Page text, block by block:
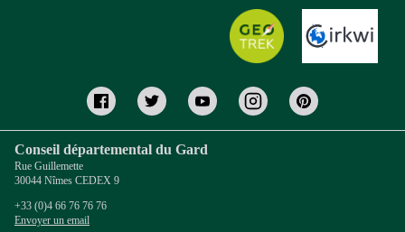
Conseil départemental du Gard
Rue Guillemette
30044 Nîmes CEDEX 9
+33 (0)4 66 76 76 76
Envoyer un email